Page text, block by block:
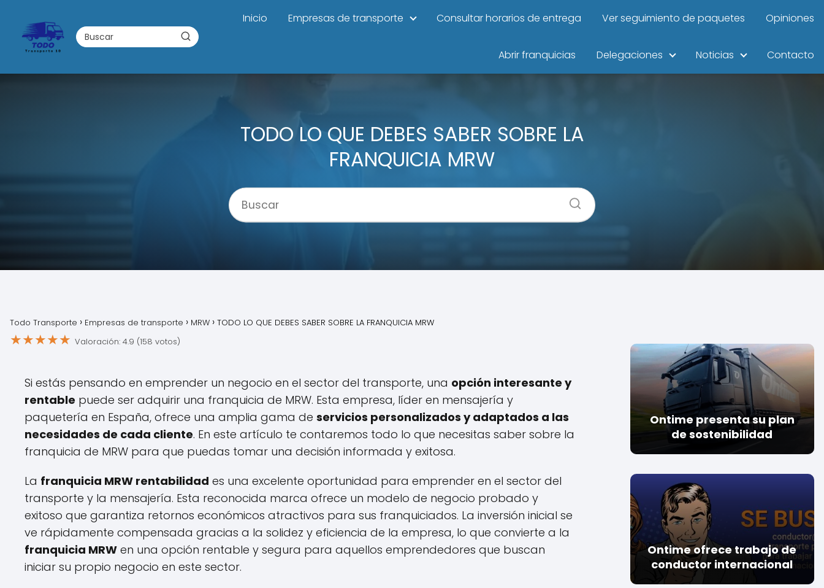
Inicio Empresas de transporte Consultar horarios de entrega Ver seguimiento de paquetes Opiniones
Abrir franquicias Delegaciones Noticias Contacto
TODO LO QUE DEBES SABER SOBRE LA
FRANQUICIA MRW
Todo Transporte Empresas de transporte MRW TODO LO QUE DEBES SABER SOBRE LA FRANQUICIA MRW
★★★★★ Valoración: 4.9 (158 votos)
Si estás pensando en emprender un negocio en el sector del transporte, una opción interesante y
rentable puede ser adquirir una franquicia de MRW. Esta empresa, líder en mensajería y
paquetería en España, ofrece una amplia gama de servicios personalizados y adaptados a las
necesidades de cada cliente. En este artículo te contaremos todo lo que necesitas saber sobre la
franquicia de MRW para que puedas tomar una decisión informada y exitosa.
La franquicia MRW rentabilidad es una excelente oportunidad para emprender en el sector del
transporte y la mensajería. Esta reconocida marca ofrece un modelo de negocio probado y
exitoso que garantiza retornos económicos atractivos para sus franquiciados. La inversión inicial se
ve rápidamente compensada gracias a la solidez y eficiencia de la empresa, lo que convierte a la
franquicia MRW en una opción rentable y segura para aquellos emprendedores que buscan
iniciar su propio negocio en este sector.
Ontime presenta su plan
de sostenibilidad
Ontime ofrece trabajo de
conductor internacional